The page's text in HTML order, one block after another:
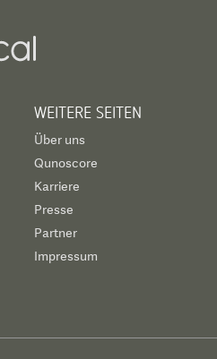
WEITERE SEITEN
Über uns
Qunoscore
Karriere
Presse
Partner
Impressum